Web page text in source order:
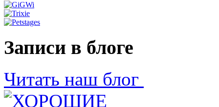
Записи в блоге
Читать наш блог